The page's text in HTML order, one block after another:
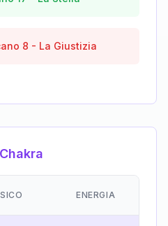
8 - La Giustizia
ENERGIA